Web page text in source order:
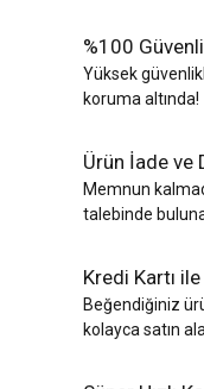
%100
Yüksek
koruma altında!
Ürün İade ve
Memnun
talebinde
Kredi Kartı
Beğendiğiniz
kolayca satın